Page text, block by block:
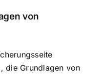
von
die Grundlagen von